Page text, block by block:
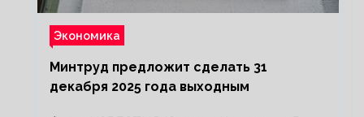
Экономика
Минтруд предложит сделать 31
декабря 2025 года выходным